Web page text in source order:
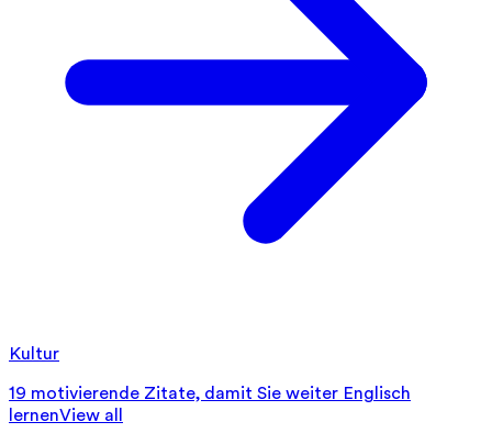
Kultur
19 motivierende Zitate, damit Sie weiter Englisch
lernenView all